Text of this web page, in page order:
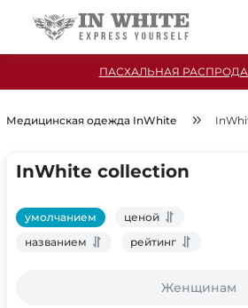
ПАСХАЛЬНАЯ
Медицинская одежда InWhite
InWhite collection
умолчанием
ценой
названием
рейтинг
Женщинам